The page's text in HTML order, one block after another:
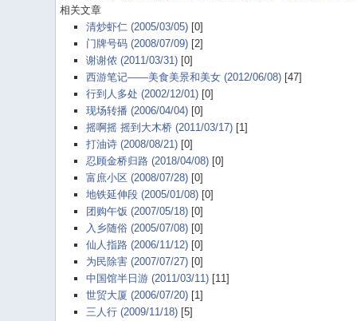
相关文章
清炒虾仁 (2005/03/05)[0]
门牌号码 (2008/07/09)[2]
谢谢侬 (2011/03/31)[0]
西游笔记——美食美景和美女 (2012/06/08)[47]
行到人多处 (2002/12/01)[0]
现场转播 (2006/04/04)[0]
摇啊摇 摇到大木桥 (2011/03/17)[1]
打油诗 (2008/08/21)[0]
忍顾金桥归路 (2018/04/08)[0]
富庶小区 (2008/07/28)[0]
地铁延伸段 (2005/01/08)[0]
团购午饭 (2007/05/18)[0]
入乡随俗 (2005/07/08)[0]
仙人指路 (2006/11/12)[0]
为民除害 (2007/07/27)[0]
中国馆半日游 (2011/03/11)[11]
世贸大厦 (2006/07/20)[1]
三人行 (2009/11/18)[5]